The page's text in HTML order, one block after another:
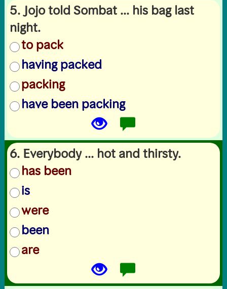
5. Jojo told Sombat ... his bag last
night.
to pack
having packed
packing
have been packing
6. Everybody ... hot and thirsty.
has been
is
were
been
are